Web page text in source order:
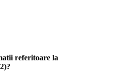
referitoare la